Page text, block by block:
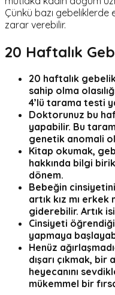
Çünkü bazı
zarar verebilir.
20 Haftalık
20 haftalık
sahip olma
4’lü tarama testi
Doktorunuz bu
yapabilir. Bu
genetik anomali
Kitap okumak,
hakkında bilgi
dönem.
Bebeğin
artık kız mı erkek
giderebilir. Artık
Cinsiyeti
yapmaya
Henüz
dışarı çıkmak,
heyecanını
mükemmel bir